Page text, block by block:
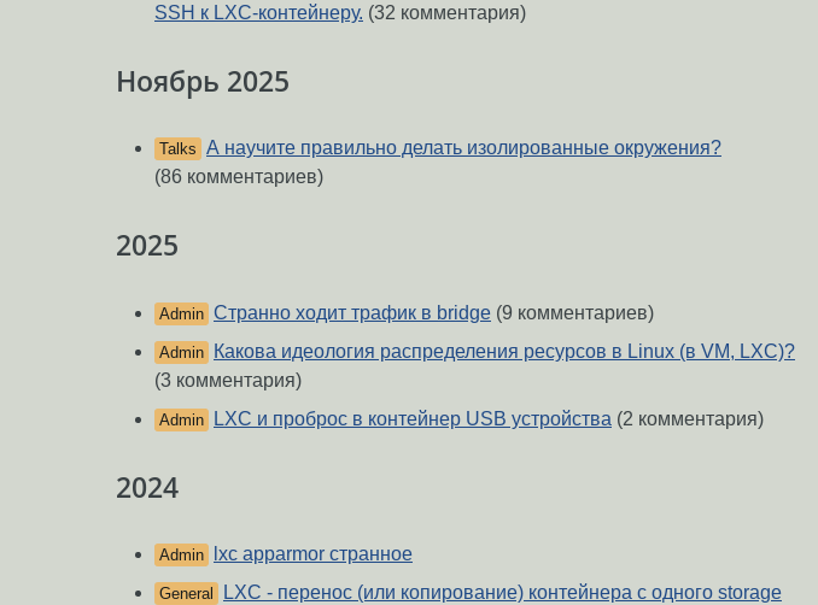
SSH к LXC-контейнеру. (32 комментария)
Ноябрь 2025
Talks А научите правильно делать изолированные окружения?
(86 комментариев)
2025
Admin Странно ходит трафик в bridge (9 комментариев)
Admin
Какова идеология распределения ресурсов в Linux (в VM, LXC)?
(3 комментария)
Admin LXC и проброс в контейнер USB устройства (2 комментария)
2024
Admin lxc apparmor странное
General
LXC - перенос (или копирование) контейнера с одного storage